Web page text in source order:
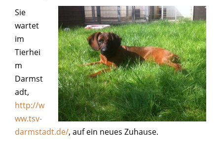
Sie
wartet
im
Tierhei
m
Darmst
adt,
http://w
ww.tsv-
darmstadt.de/, auf ein neues Zuhause.